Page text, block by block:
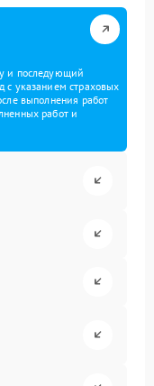
и последующий
с указанием страховых
выполнения работ
работ и